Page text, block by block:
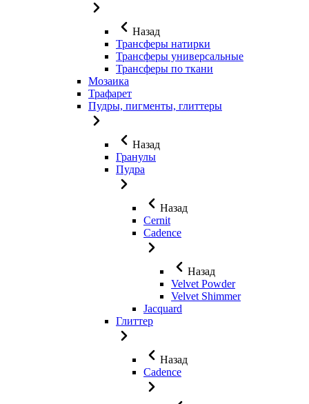
Назад
Трансферы натирки
Трансферы универсальные
Трансферы по ткани
Мозаика
Трафарет
Пудры, пигменты, глиттеры
Назад
Гранулы
Пудра
Назад
Cernit
Cadence
Назад
Velvet Powder
Velvet Shimmer
Jaсquard
Глиттер
Назад
Cadence